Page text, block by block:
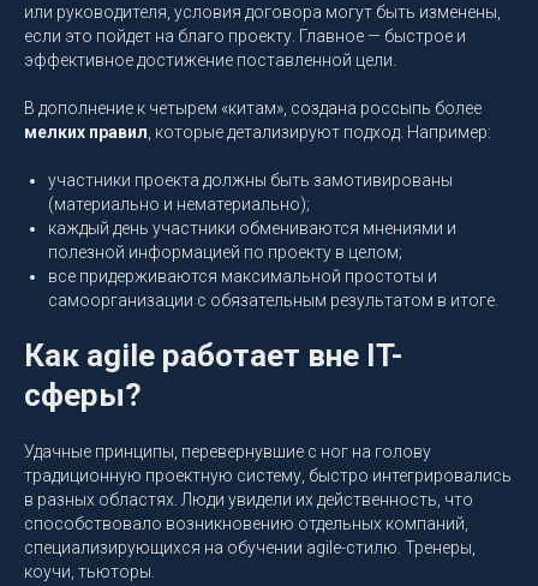
или руководителя, условия договора могут быть изменены,
если это пойдет на благо проекту. Главное — быстрое и
эффективное достижение поставленной цели.
В дополнение к четырем «китам», создана россыпь более
мелких правил , которые детализируют подход. Например:
участники проекта должны быть замотивированы
(материально и нематериально);
каждый день участники обмениваются мнениями и
полезной информацией по проекту в целом;
все придерживаются максимальной простоты и
самоорганизации с обязательным результатом в итоге.
Как agile работает вне IT-
сферы?
Удачные принципы, перевернувшие с ног на голову
традиционную проектную систему, быстро интегрировались
в разных областях. Люди увидели их действенность, что
способствовало возникновению отдельных компаний,
специализирующихся на обучении agile-стилю. Тренеры,
коучи, тьюторы.